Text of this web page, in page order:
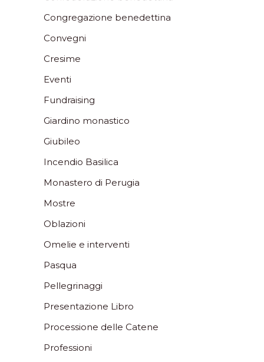
Congregazione benedettina
Convegni
Cresime
Eventi
Fundraising
Giardino monastico
Giubileo
Incendio Basilica
Monastero di Perugia
Mostre
Oblazioni
Omelie e interventi
Pasqua
Pellegrinaggi
Presentazione Libro
Processione delle Catene
Professioni